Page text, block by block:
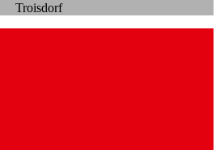
Troisdorf